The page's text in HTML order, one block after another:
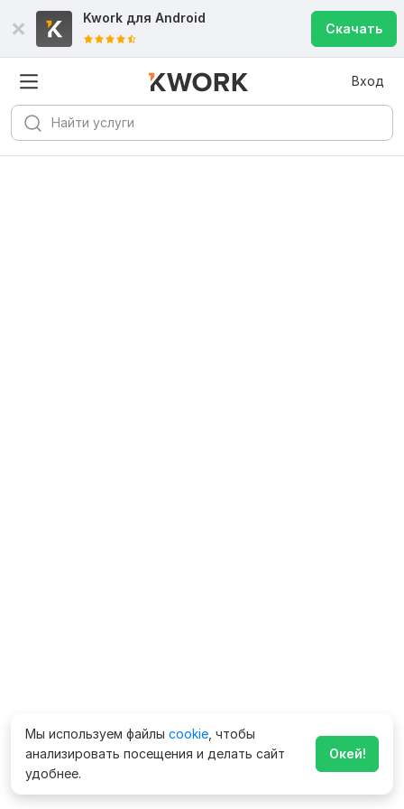
Kwork для Android
Скачать
Вход
Мы используем файлы cookie , чтобы
анализировать посещения и делать сайт
удобнее.
Окей!